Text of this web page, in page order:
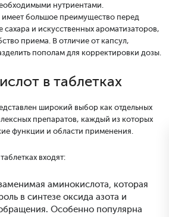
нутриентами.
большое преимущество перед
и искусственных ароматизаторов,
приема. В отличие от капсул,
пополам для корректировки дозы.
в таблетках
широкий выбор как отдельных
препаратов, каждый из которых
функции и области применения.
входят:
аминокислота, которая
в синтезе оксида азота и
Особенно популярна